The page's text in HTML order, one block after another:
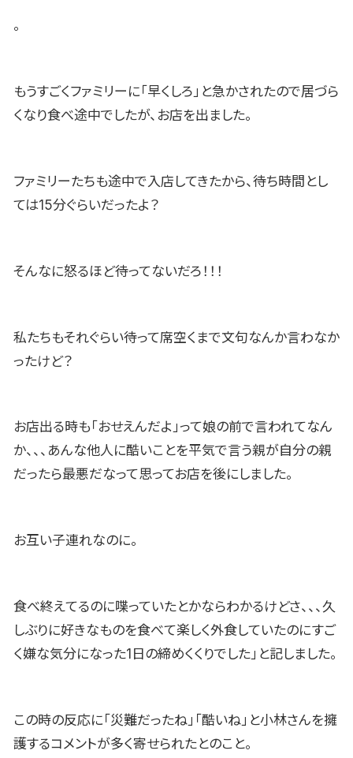
。
もうすごくファミリーに「早くしろ」と急かされたので居づら
くなり食べ途中でしたが、お店を出ました。
ファミリーたちも途中で入店してきたから、待ち時間とし
ては15分ぐらいだったよ？
そんなに怒るほど待ってないだろ！！！
私たちもそれぐらい待って席空くまで文句なんか言わなか
ったけど？
お店出る時も「おせえんだよ」って娘の前で言われてなん
か、、、あんな他人に酷いことを平気で言う親が自分の親
だったら最悪だなって思ってお店を後にしました。
お互い子連れなのに。
食べ終えてるのに喋っていたとかならわかるけどさ、、、久
しぶりに好きなものを食べて楽しく外食していたのにすご
く嫌な気分になった1日の締めくくりでした」と記しました。
この時の反応に「災難だったね」「酷いね」と小林さんを擁
護するコメントが多く寄せられたとのこと。